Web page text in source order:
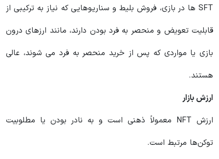
SFT ها در بازی، فروش بلیط و سناریوهایی که نیاز به ترکیبی از
قابلیت تعویض و منحصر به فرد بودن دارند، مانند ارزهای درون
بازی یا مواردی که پس از خرید منحصر به فرد می شوند، عالی
هستند.
ارزش بازار
ارزش NFT معمولاً ذهنی است و به نادر بودن یا مطلوبیت
توکن‌ها مرتبط است.